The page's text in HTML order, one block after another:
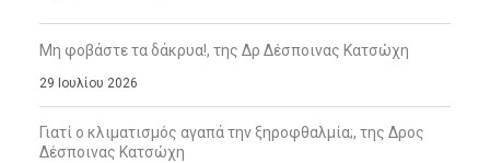
Μη φοβάστε τα δάκρυα!, της Δρ Δέσποινας Κατσώχη
29 Ιουλίου 2026
Γιατί ο κλιματισμός αγαπά την ξηροφθαλμία;, της Δρος
Δέσποινας Κατσώχη